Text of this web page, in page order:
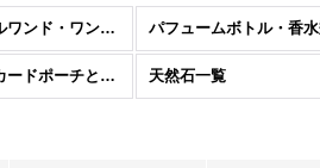
クリスタルワンド・ワンドネックレス パフュームボトル・香
オラクルカードポーチとクリスタルポーチ 天然石一覧